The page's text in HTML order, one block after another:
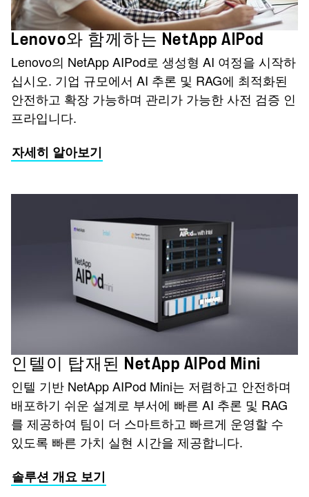
Lenovo와 함께하는 NetApp AIPod
Lenovo의 NetApp AIPod로 생성형 AI 여정을 시작하
십시오. 기업 규모에서 AI 추론 및 RAG에 최적화된
안전하고 확장 가능하며 관리가 가능한 사전 검증 인
프라입니다.
자세히 알아보기
인텔이 탑재된 NetApp AIPod Mini
인텔 기반 NetApp AIPod Mini는 저렴하고 안전하며
배포하기 쉬운 설계로 부서에 빠른 AI 추론 및 RAG
를 제공하여 팀이 더 스마트하고 빠르게 운영할 수
있도록 빠른 가치 실현 시간을 제공합니다.
솔루션 개요 보기